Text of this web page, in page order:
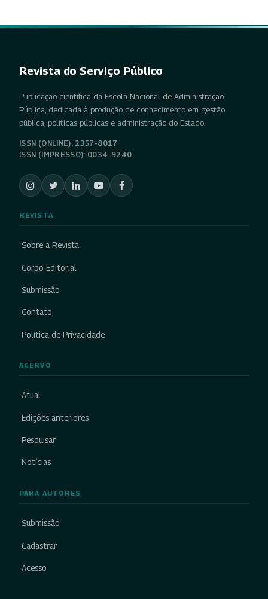
Revista do Serviço Público
Publicação científica da Escola Nacional de Administração
Pública, dedicada à produção de conhecimento em gestão
pública, políticas públicas e administração do Estado.
ISSN (ONLINE): 2357-8017
ISSN (IMPRESSO): 0034-9240
REVISTA
Sobre a Revista
Corpo Editorial
Submissão
Contato
Política de Privacidade
ACERVO
Atual
Edições anteriores
Pesquisar
Notícias
PARA AUTORES
Submissão
Cadastrar
Acesso